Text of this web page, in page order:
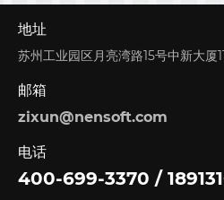
地址
苏州工业园区月亮湾路15号中新大厦
邮箱
zixun@nensoft.com
电话
400-699-3370 /